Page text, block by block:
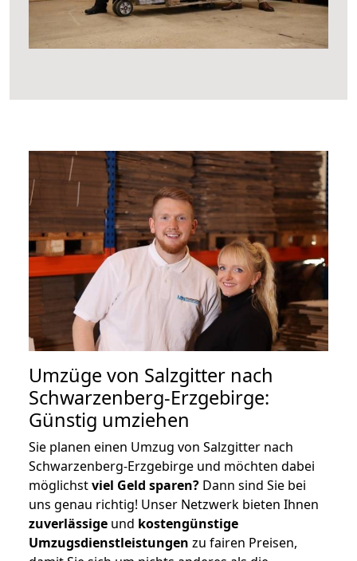
Umzüge von Salzgitter nach
Schwarzenberg-Erzgebirge:
Günstig umziehen
Sie planen einen Umzug von Salzgitter nach
Schwarzenberg-Erzgebirge und möchten dabei
möglichstviel Geld sparen? Dann sind Sie bei
uns genau richtig! Unser Netzwerk bieten Ihnen
zuverlässige und kostengünstige
Umzugsdienstleistungen zu fairen Preisen,